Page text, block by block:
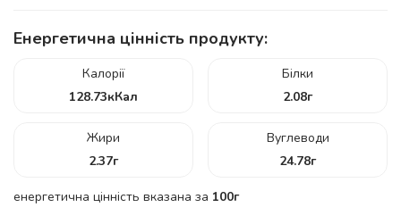
Енергетична цінність продукту:
Калорії
128.73кКал
Білки
2.08г
Жири
2.37г
Вуглеводи
24.78г
енергетична цінність вказана за 100г